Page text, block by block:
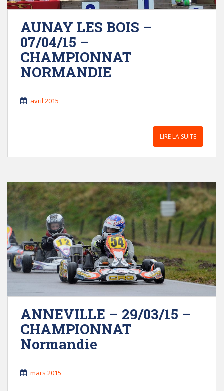
AUNAY LES BOIS –
07/04/15 –
CHAMPIONNAT
NORMANDIE
avril 2015
LIRE LA SUITE
ANNEVILLE – 29/03/15 –
CHAMPIONNAT
Normandie
mars 2015